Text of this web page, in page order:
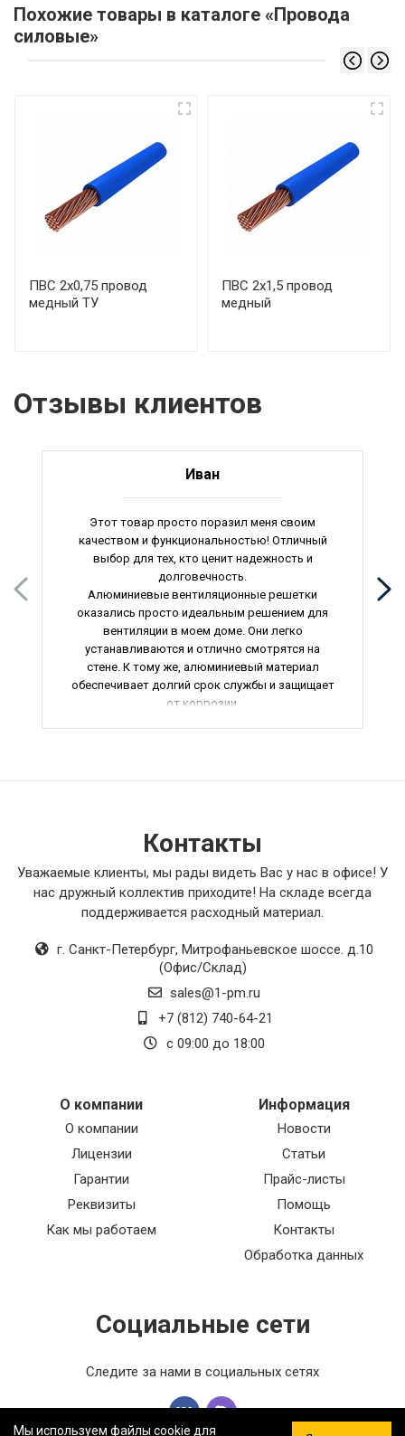
Похожие товары в каталоге «Провода
силовые»
ПВС 2х0,75 провод
медный ТУ
ПВС 2х1,5 провод
медный
Отзывы клиентов
Иван
Этот товар просто поразил меня своим
качеством и функциональностью! Отличный
выбор для тех, кто ценит надежность и
долговечность.
Алюминиевые вентиляционные решетки
оказались просто идеальным решением для
вентиляции в моем доме. Они легко
устанавливаются и отлично смотрятся на
стене. К тому же, алюминиевый материал
обеспечивает долгий срок службы и защищает
от коррозии.
изготовления продукции. Все детали
выполнены аккуратно, без недочетов и
дефектов.
Если вы ищете надежные и стильные
вентиляционные решетки, то я рекомендую
стоит своих денег!
Контакты
Уважаемые клиенты, мы рады видеть Вас у нас в офисе! У
нас дружный коллектив приходите! На складе всегда
поддерживается расходный материал.
г. Санкт-Петербург, Митрофаньевское шоссе. д.10
(Офис/Склад)
sales@1-pm.ru
+7 (812) 740-64-21
с 09:00 до 18:00
О компании
О компании
Лицензии
Гарантии
Реквизиты
Как мы работаем
Информация
Новости
Статьи
Прайс-листы
Помощь
Контакты
Обработка данных
Социальные сети
Следите за нами в социальных сетях
Мы используем файлы cookie для